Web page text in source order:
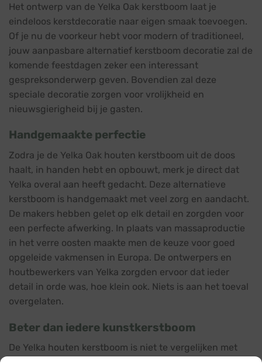
Het ontwerp van de Yelka Oak kerstboom laat je
eindeloos kerstdecoratie naar eigen smaak toevoegen.
Of je nu de voorkeur hebt voor modern of traditioneel,
jouw aanpasbare alternatief kerstboom decoratie zal de
komende feestdagen zeker een interessant
gespreksonderwerp geven. Bovendien zal deze
speciale decoratie zorgen voor vrolijkheid en
nieuwsgierigheid bij je gasten.
Handgemaakte perfectie
Zodra je de Yelka Oak houten kerstboom uit de doos
haalt, in handen hebt en opbouwt, merk je direct dat
Yelka overal aan heeft gedacht. Deze alternatieve
kerstboom is handgemaakt met veel zorg en aandacht.
De makers hebben gelet op elk detail en zorgden voor
een perfecte afwerking. In plaats van massaproductie
in het verre oosten maakte men de keuze voor goed
opgeleide vakmensen in Europa. De ontwerpers en
houtbewerkers van Yelka zorgden ervoor dat ieder
detail in orde was, hoe klein ook. Niets is aan het toeval
overgelaten.
Beter dan iedere kunstkerstboom
De Yelka houten kerstboom is niet te vergelijken met